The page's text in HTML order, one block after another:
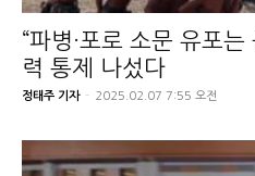
“파병·포로 소문 유포
력 통제 나섰다
정태주 기자 - 2025.02.07 7:55 오전